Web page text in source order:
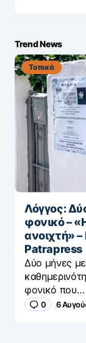
Trend News
Τοπικά
Λόγγος:
φονικό –
ανοιχτή»
Patrapress
Δύο μήνες
φονικό που…
0 6